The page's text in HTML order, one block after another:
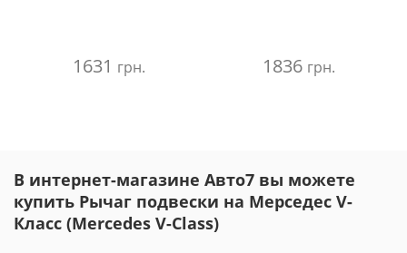
1631 грн. 1836 грн.
В интернет-магазине Авто7 вы можете
купить Рычаг подвески на Мерседес V-
Класс (Mercedes V-Class)